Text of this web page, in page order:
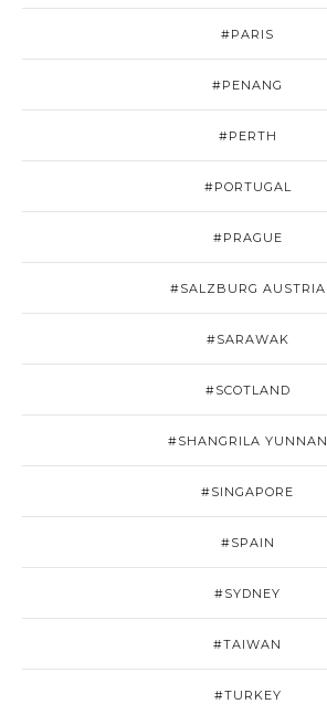
#PARIS
#PENANG
#PERTH
#PORTUGAL
#PRAGUE
#SALZBURG AUSTRIA
#SARAWAK
#SCOTLAND
#SHANGRILA YUNNAN
#SINGAPORE
#SPAIN
#SYDNEY
#TAIWAN
#TURKEY